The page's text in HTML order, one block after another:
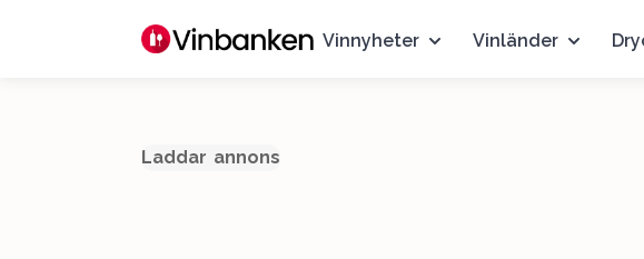
Vinnyheter Vinländer
Laddar annons